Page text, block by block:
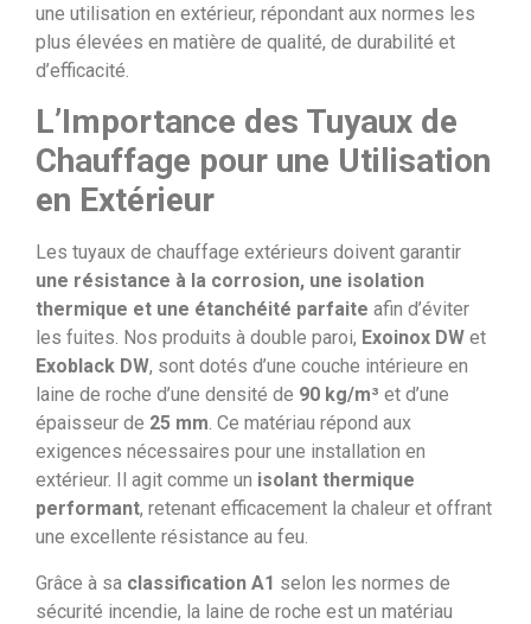
une utilisation en extérieur, répondant aux normes les
plus élevées en matière de qualité, de durabilité et
d’efficacité.
L’Importance des Tuyaux de
Chauffage pour une Utilisation
en Extérieur
Les tuyaux de chauffage extérieurs doivent garantir
une résistance à la corrosion, une isolation
thermique et une étanchéité parfaite afin d’éviter
les fuites. Nos produits à double paroi, Exoinox DW et
Exoblack DW, sont dotés d’une couche intérieure en
laine de roche d’une densité de 90 kg/m³ et d’une
épaisseur de 25 mm. Ce matériau répond aux
exigences nécessaires pour une installation en
extérieur. Il agit comme un isolant thermique
performant, retenant efficacement la chaleur et offrant
une excellente résistance au feu.
Grâce à sa classification A1 selon les normes de
sécurité incendie, la laine de roche est un matériau